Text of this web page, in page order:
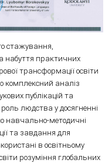
стажування,
набуття практичних
трансформації освіти
комплексний аналіз
публікацій та
людства у досягненні
навчально-методичні
та завдання для
в освітньому
розуміння глобальних